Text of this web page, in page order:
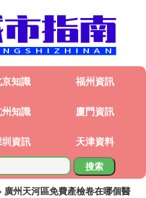
知識 福州資訊
知識 廈門資訊
資訊 天津資料
搜索
廣州天河區免費產檢卷在哪個醫